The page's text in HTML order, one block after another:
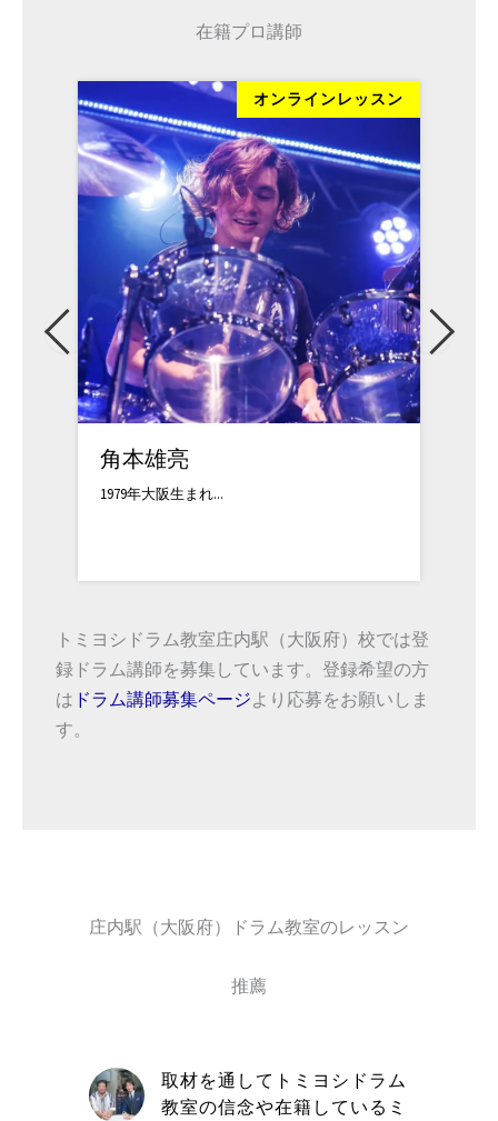
在籍プロ講師
オンラインレッスン
角本雄亮
1979年大阪生まれ...
トミヨシドラム教室庄内駅（大阪府）校では登
録ドラム講師を募集しています。登録希望の方
は ドラム講師募集ページより応募をお願いしま
す。
庄内駅（大阪府）ドラム教室のレッスン
推薦
取材を通してトミヨシドラム
教室の信念や在籍しているミ